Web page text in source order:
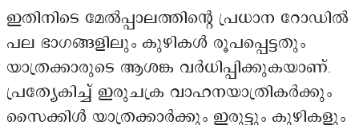
ഇതിനിടെ മേൽപ്പാലത്തിന്റെ പ്രധാന റോഡിൽ
പല ഭാഗങ്ങളിലും കുഴികൾ രൂപപ്പെട്ടതും
യാത്രക്കാരുടെ ആശങ്ക വർധിപ്പിക്കുകയാണ്.
പ്രത്യേകിച്ച് ഇരുചക്ര വാഹനയാത്രികർക്കും
സൈക്കിൾ യാത്രക്കാർക്കും ഇരുട്ടും കുഴികളും